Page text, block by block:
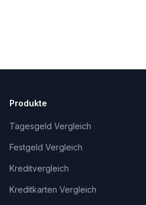
Produkte
Tagesgeld Vergleich
Festgeld Vergleich
Kreditvergleich
Kreditkarten Vergleich